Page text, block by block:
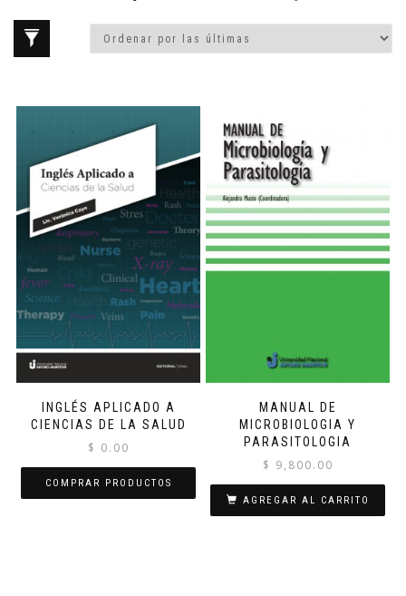
INGLÉS APLICADO A
CIENCIAS DE LA SALUD
$ 0.00
COMPRAR PRODUCTOS
MANUAL DE
MICROBIOLOGIA Y
PARASITOLOGIA
$ 9,800.00
AGREGAR AL CARRITO